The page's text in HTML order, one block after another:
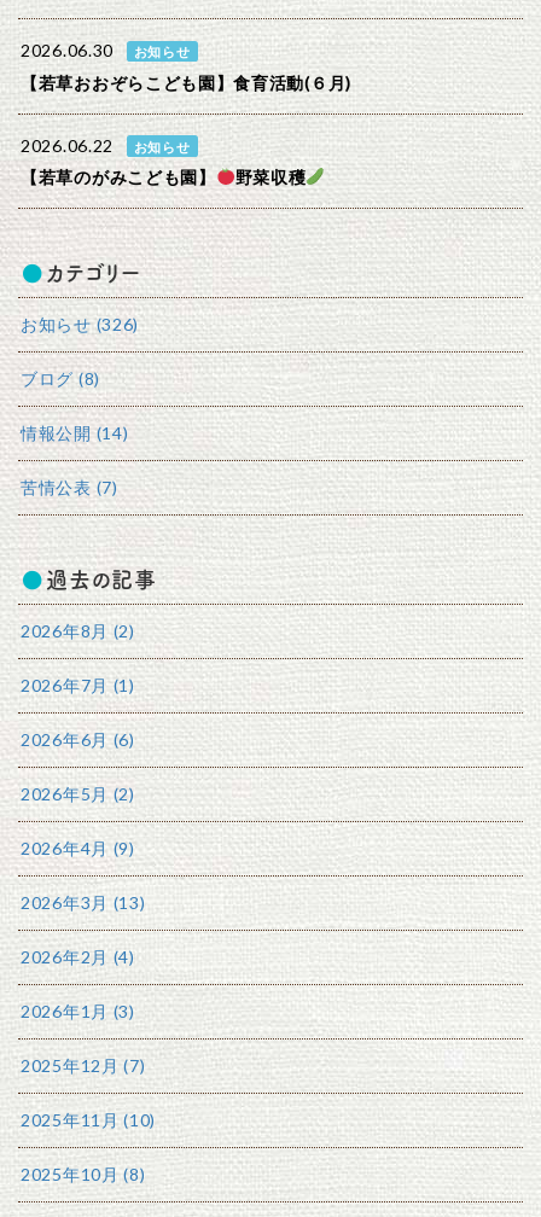
2026.06.30 お知らせ
【若草おおぞらこども園】食育活動(６月)
2026.06.22 お知らせ
【若草のがみこども園】 野菜収穫
カテゴリー
お知らせ (326)
ブログ (8)
情報公開 (14)
苦情公表 (7)
過去の記事
2026年8月 (2)
2026年7月 (1)
2026年6月 (6)
2026年5月 (2)
2026年4月 (9)
2026年3月 (13)
2026年2月 (4)
2026年1月 (3)
2025年12月 (7)
2025年11月 (10)
2025年10月 (8)